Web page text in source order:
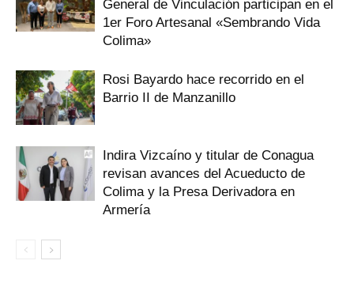
General de Vinculación participan en el
1er Foro Artesanal «Sembrando Vida
Colima»
Rosi Bayardo hace recorrido en el
Barrio II de Manzanillo
Indira Vizcaíno y titular de Conagua
revisan avances del Acueducto de
Colima y la Presa Derivadora en
Armería